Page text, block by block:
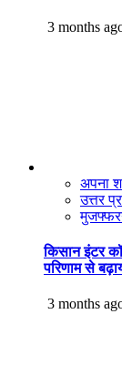
3 months
अपना
उत्तर
किसान इंटर
परिणाम से
3 months